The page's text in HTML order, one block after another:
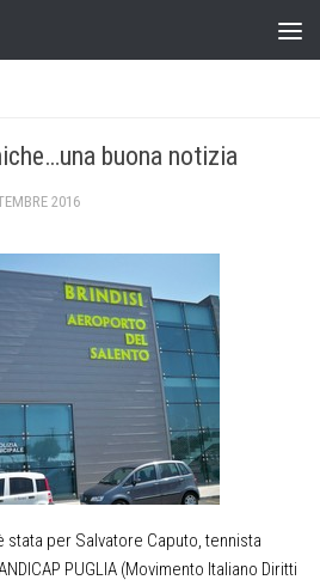
buona notizia
2016
per Salvatore Caputo, tennista
PUGLIA (Movimento Italiano Diritti